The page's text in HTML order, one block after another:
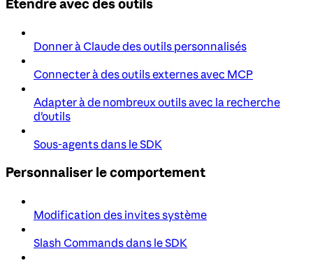
Étendre avec des outils
Donner à Claude des outils personnalisés
Connecter à des outils externes avec MCP
Adapter à de nombreux outils avec la recherche
d'outils
Sous-agents dans le SDK
Personnaliser le comportement
Modification des invites système
Slash Commands dans le SDK